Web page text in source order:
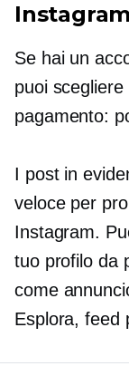
Instagram
Se hai un
puoi
pagamento:
I post in
veloce per
Instagram.
tuo profilo da
come
Esplora, feed